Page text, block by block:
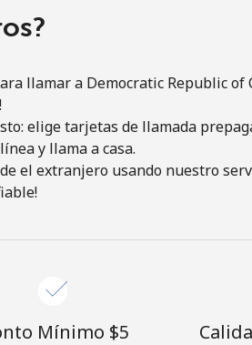
llamar a Democratic Republic of
elige tarjetas de llamada
y llama a casa.
el extranjero usando nuestro
Mínimo ⁦$5⁩